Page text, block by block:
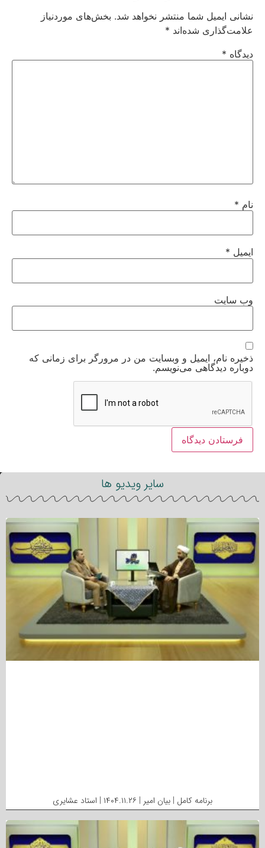
نشانی ایمیل شما منتشر نخواهد شد. بخش‌های موردنیاز
علامت‌گذاری شده‌اند *
دیدگاه *
نام *
ایمیل *
وب‌ سایت
ذخیره نام، ایمیل و وبسایت من در مرورگر برای زمانی که
دوباره دیدگاهی می‌نویسم.
سایر ویدیو ها
برنامه کامل | بیان امیر | ۱۴۰۴.۱۱.۲۶ | استاد عشایری